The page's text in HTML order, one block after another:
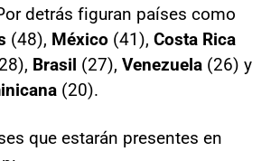
detrás figuran países como
(48), México (41), Costa Rica
Brasil (27), Venezuela (26) y
(20).
que estarán presentes en